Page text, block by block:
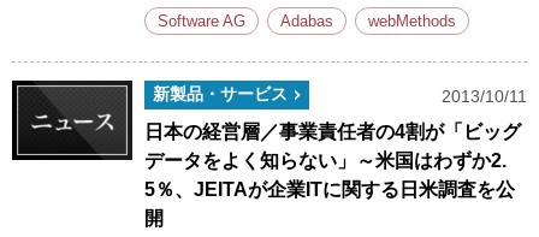
Software AG Adabas webMethods
新製品・サービス 2013/10/11
日本の経営層／事業責任者の4割が「ビッグ
データをよく知らない」～米国はわずか2.
5％、JEITAが企業ITに関する日米調査を公
開